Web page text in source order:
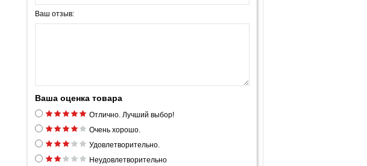
Ваш отзыв:
Ваша оценка товара
Отлично. Лучший выбор!
Очень хорошо.
Удовлетворительно.
Неудовлетворительно